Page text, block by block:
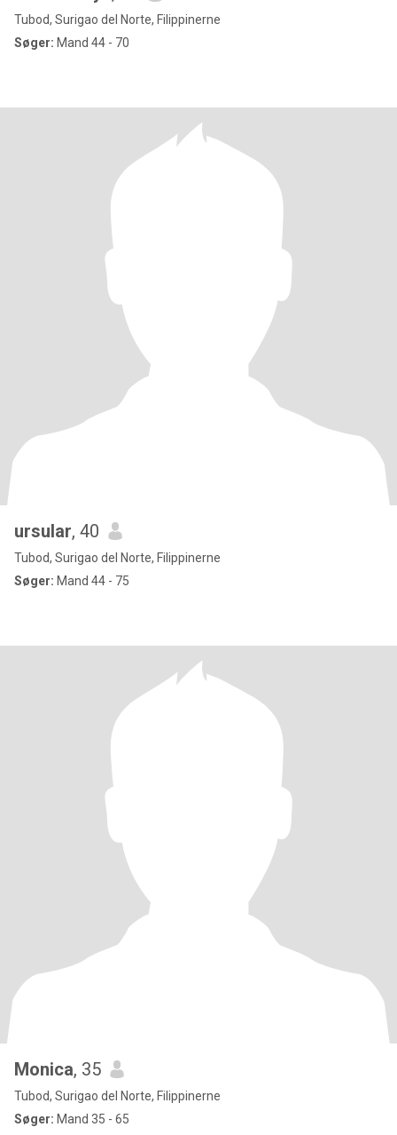
Tubod, Surigao del Norte, Filippinerne
Søger: Mand 44 - 70
ursular, 40
Tubod, Surigao del Norte, Filippinerne
Søger: Mand 44 - 75
Monica, 35
Tubod, Surigao del Norte, Filippinerne
Søger: Mand 35 - 65